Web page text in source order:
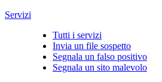
Servizi
Tutti i servizi
Invia un file sospetto
Segnala un falso positivo
Segnala un sito malevolo